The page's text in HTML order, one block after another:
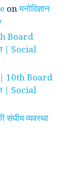
onमनोविज्ञान
Board
| Social
| 10th Board
| Social
संघीय व्यवस्था